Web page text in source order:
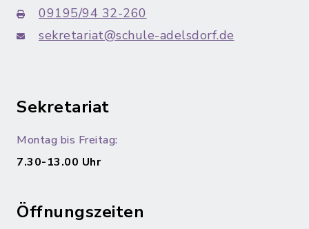
09195/94 32-260
sekretariat@schule-adelsdorf.de
Sekretariat
Montag bis Freitag:
7.30-13.00 Uhr
Öffnungszeiten